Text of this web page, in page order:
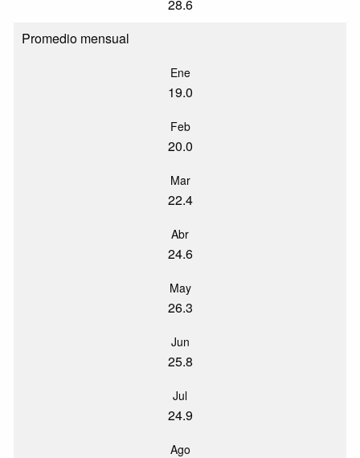
28.6
Promedio mensual
Ene
19.0
Feb
20.0
Mar
22.4
Abr
24.6
May
26.3
Jun
25.8
Jul
24.9
Ago